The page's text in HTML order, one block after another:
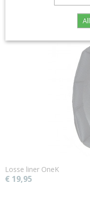
Losse liner OneK
€ 19,95